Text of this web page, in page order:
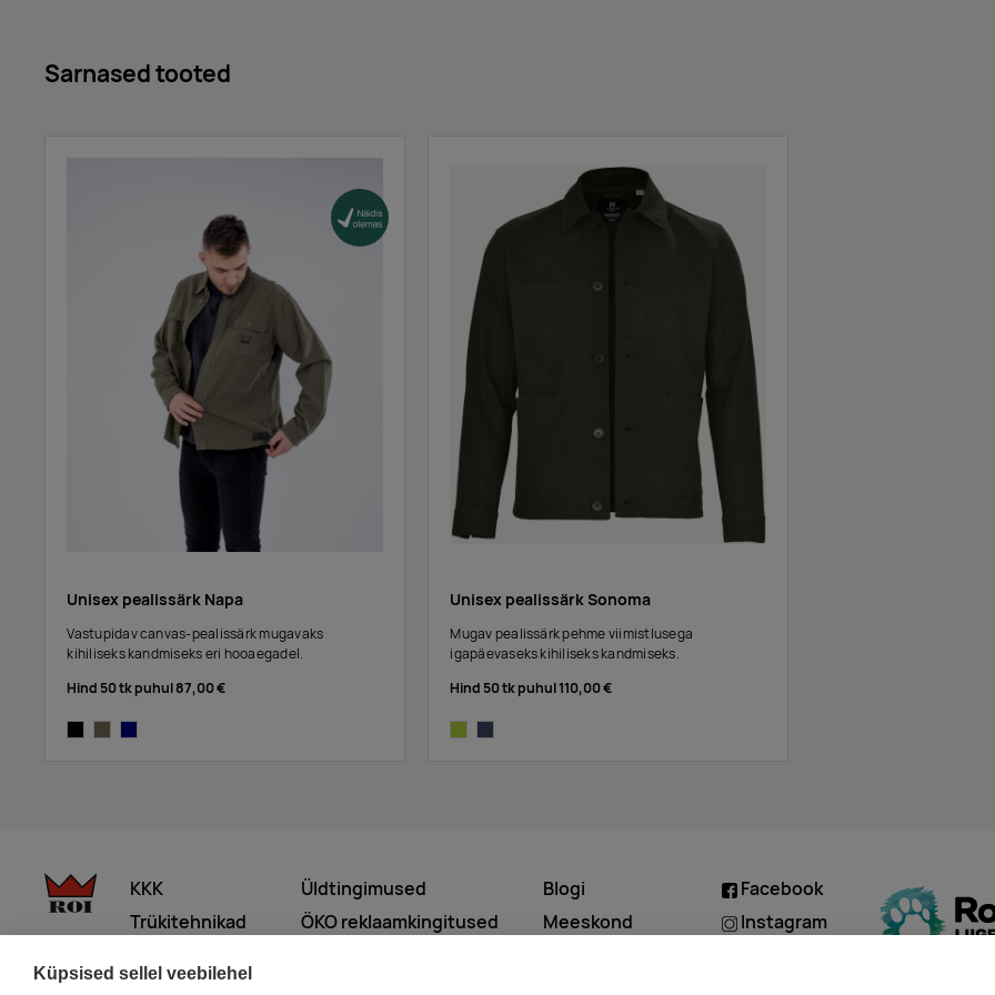
Küpsised sellel veebilehel
Sarnased tooted
Unisex pealissärk Napa
Vastupidav canvas-pealissärk mugavaks
kihiliseks kandmiseks eri hooaegadel.
Hind 50 tk puhul87,00 €
Unisex pealissärk Sonoma
Mugav pealissärk pehme viimistlusega
igapäevaseks kihiliseks kandmiseks.
Hind 50 tk puhul110,00 €
KKK
Trükitehnikad
Üldtingimused
ÖKO reklaamkingitused
Blogi
Meeskond
Facebook
Instagram